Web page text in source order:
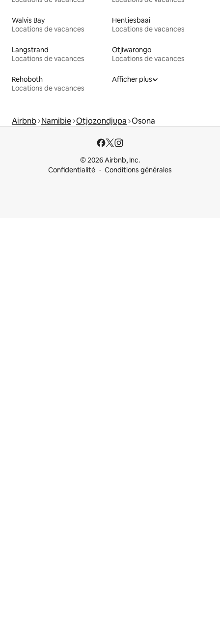
Walvis Bay
Locations de vacances
Hentiesbaai
Locations de vacances
Langstrand
Locations de vacances
Otjiwarongo
Locations de vacances
Rehoboth
Locations de vacances
Afficher plus
Airbnb Namibie Otjozondjupa Osona
© 2026 Airbnb, Inc.
Confidentialité
Conditions générales